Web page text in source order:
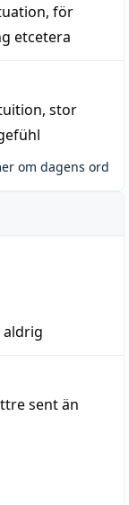
, för
etcetera
, stor
om dagens ord
sent än